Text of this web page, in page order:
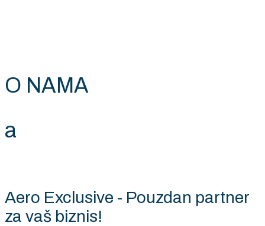
O NAMA
a
Aero Exclusive - Pouzdan partner
za vaš biznis!